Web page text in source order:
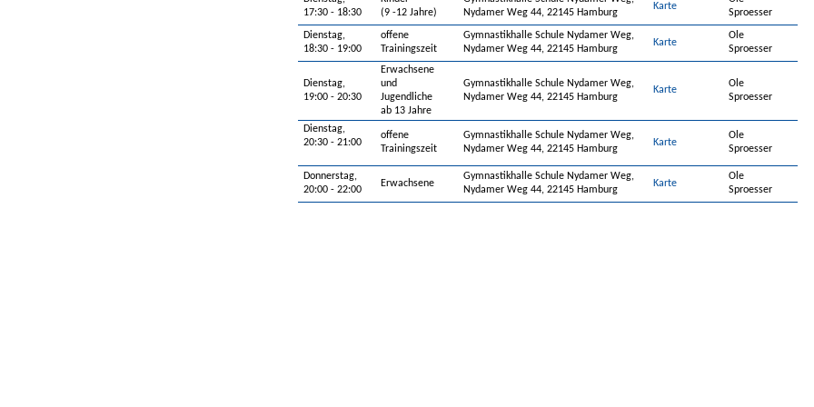
17:30 - 18:30
(9 -12 Jahre)
Nydamer Weg 44, 22145 Hamburg
Karte
Sproesser
Dienstag,
18:30 - 19:00
offene
Trainingszeit
Gymnastikhalle Schule Nydamer Weg,
Nydamer Weg 44, 22145 Hamburg
Karte
Ole
Sproesser
Dienstag,
19:00 - 20:30
Erwachsene
und
Jugendliche
ab 13 Jahre
Gymnastikhalle Schule Nydamer Weg,
Nydamer Weg 44, 22145 Hamburg
Karte
Ole
Sproesser
Dienstag,
20:30 - 21:00
offene
Trainingszeit
Gymnastikhalle Schule Nydamer Weg,
Nydamer Weg 44, 22145 Hamburg
Karte
Ole
Sproesser
Donnerstag,
20:00 - 22:00
Erwachsene
Gymnastikhalle Schule Nydamer Weg,
Nydamer Weg 44, 22145 Hamburg
Karte
Ole
Sproesser